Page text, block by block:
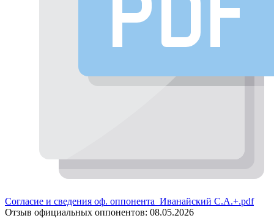
Согласие и сведения оф. оппонента_Иванайский С.А.+.pdf
Отзыв официальных оппонентов: 08.05.2026